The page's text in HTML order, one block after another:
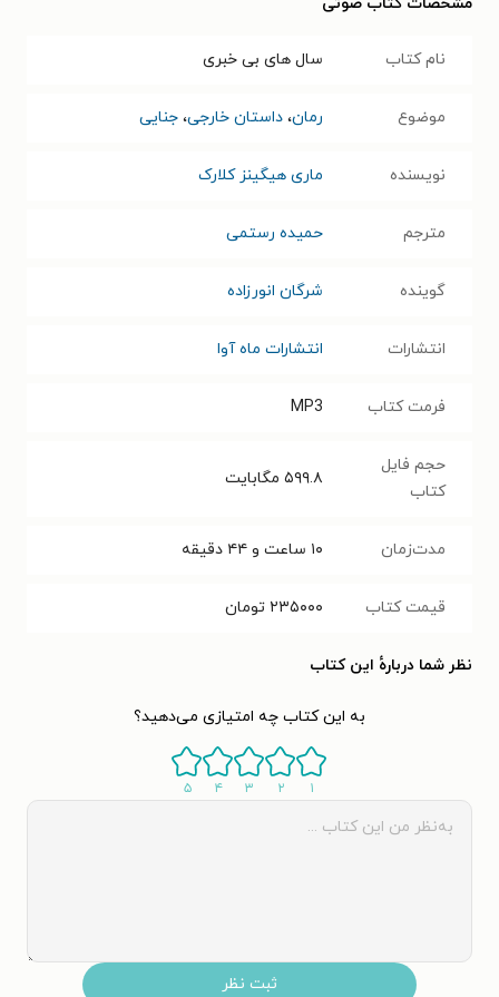
نام کتاب سال‌ های بی‌ خبری
موضوع رمان، داستان خارجی، جنایی
نویسنده ماری هیگینز کلارک
مترجم حمیده رستمی
گوینده شرگان انورزاده
انتشارات انتشارات ماه آوا
فرمت کتاب MP3
حجم فایل
کتاب
۵۹۹.۸ مگابایت
مدت‌زمان ۱۰ ساعت و ۴۴ دقیقه
قیمت کتاب ۲۳۵۰۰۰ تومان
نظر شما دربارهٔ این کتاب
به این کتاب چه امتیازی می‌دهید؟
۱ ۲ ۳ ۴ ۵
ثبت نظر